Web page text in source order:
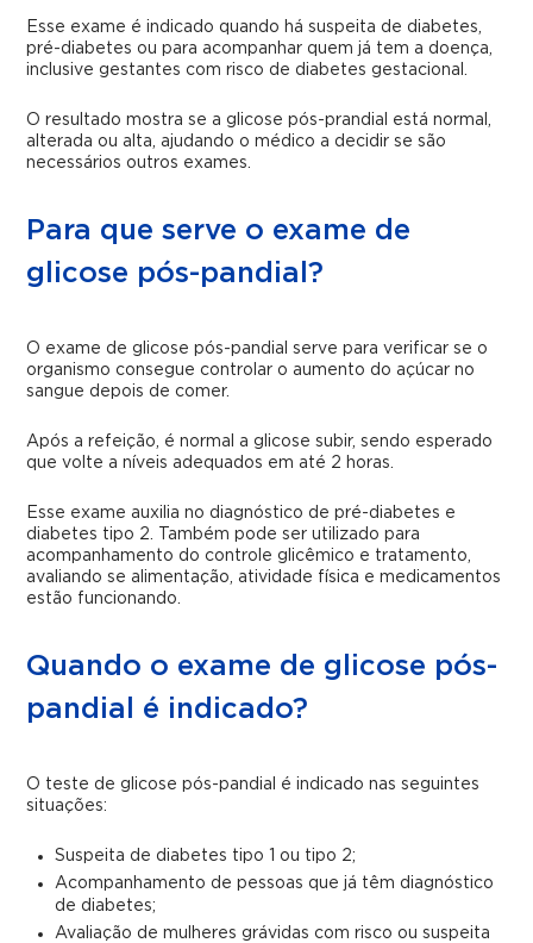
Esse exame é indicado quando há suspeita de diabetes,
pré-diabetes ou para acompanhar quem já tem a doença,
inclusive gestantes com risco de diabetes gestacional.
O resultado mostra se a glicose pós-prandial está normal,
alterada ou alta, ajudando o médico a decidir se são
necessários outros exames.
Para que serve o exame de
glicose pós-pandial?
O exame de glicose pós-pandial serve para verificar se o
organismo consegue controlar o aumento do açúcar no
sangue depois de comer.
Após a refeição, é normal a glicose subir, sendo esperado
que volte a níveis adequados em até 2 horas.
Esse exame auxilia no diagnóstico de pré-diabetes e
diabetes tipo 2. Também pode ser utilizado para
acompanhamento do controle glicêmico e tratamento,
avaliando se alimentação, atividade física e medicamentos
estão funcionando.
Quando o exame de glicose pós-
pandial é indicado?
O teste de glicose pós-pandial é indicado nas seguintes
situações:
Suspeita de diabetes tipo 1 ou tipo 2;
Acompanhamento de pessoas que já têm diagnóstico
de diabetes;
Avaliação de mulheres grávidas com risco ou suspeita